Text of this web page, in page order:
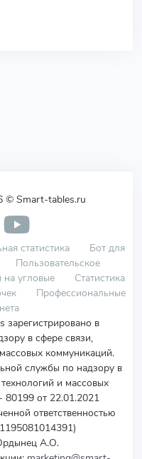
© Smart-tables.ru
статистика
Бот для
Пользовательское
на угловые
Статистика
Профессиональные
зарегистрировано в
в сфере связи,
коммуникаций.
службы по надзору в
и массовых
от 22.01.2021
ответственностью
А.О.